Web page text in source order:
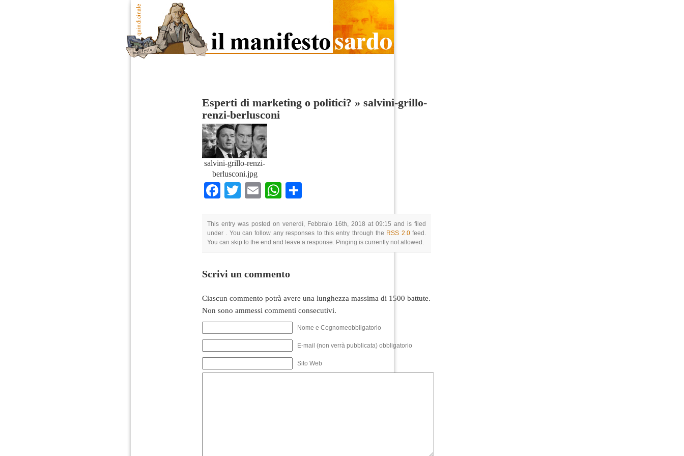
Esperti di marketing o politici? » salvini-grillo-
renzi-berlusconi
salvini-grillo-renzi-
berlusconi.jpg
Facebook
TwitterEmailWhatsApp
This entry was posted on venerdì, Febbraio 16th, 2018 at 09:15 and is filed
under . You can follow any responses to this entry through the RSS 2.0feed.
You can skip to the end and leave a response. Pinging is currently not allowed.
Scrivi un commento
Ciascun commento potrà avere una lunghezza massima di 1500 battute.
Non sono ammessi commenti consecutivi.
Nome e Cognomeobbligatorio
E-mail (non verrà pubblicata) obbligatorio
Sito Web